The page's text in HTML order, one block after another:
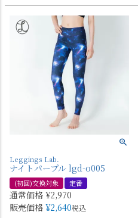
Leggings Lab.
ナイトパープル lgd-o005
(初回)交換対象 定番
通常価格 ¥2,970
販売価格 ¥2,640税込